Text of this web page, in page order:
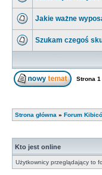
Jakie ważne
Szukam czegoś
Strona 1
Strona główna » Forum
Kto jest online
Użytkownicy przeglądający to